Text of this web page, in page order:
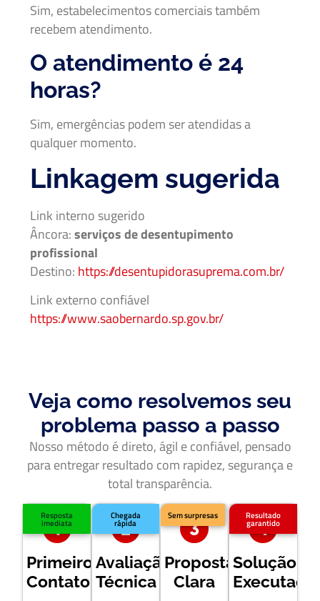
Sim, estabelecimentos comerciais também
recebem atendimento.
O atendimento é 24
horas?
Sim, emergências podem ser atendidas a
qualquer momento.
Linkagem sugerida
Link interno sugerido
Âncora:serviços de desentupimento
profissional
Destino: https://desentupidorasuprema.com.br/
Link externo confiável
https://www.saobernardo.sp.gov.br/
Veja como resolvemos seu
problema passo a passo
Nosso método é direto, ágil e confiável, pensado
para entregar resultado com rapidez, segurança e
total transparência.
Primeiro
Contato
Resposta
imediata
Avaliação
Técnica
Chegada
rápida
Proposta
Clara
Sem surpresas
Solução
Executada
Resultado
garantido